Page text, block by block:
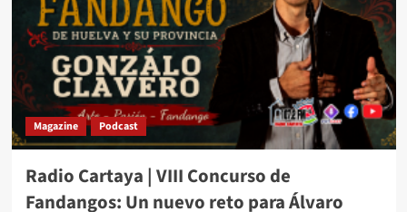
Magazine Podcast
Radio Cartaya | VIII Concurso de
Fandangos: Un nuevo reto para Álvaro